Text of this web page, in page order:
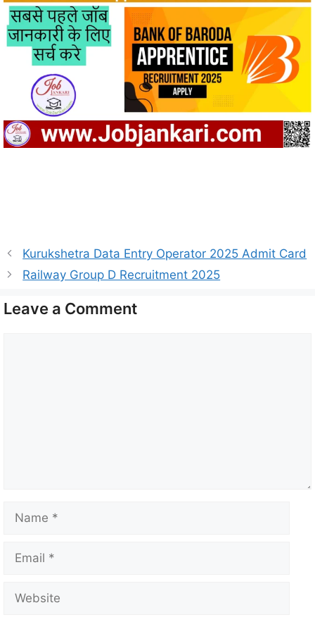
Kurukshetra Data Entry Operator 2025 Admit Card
Railway Group D Recruitment 2025
Leave a Comment